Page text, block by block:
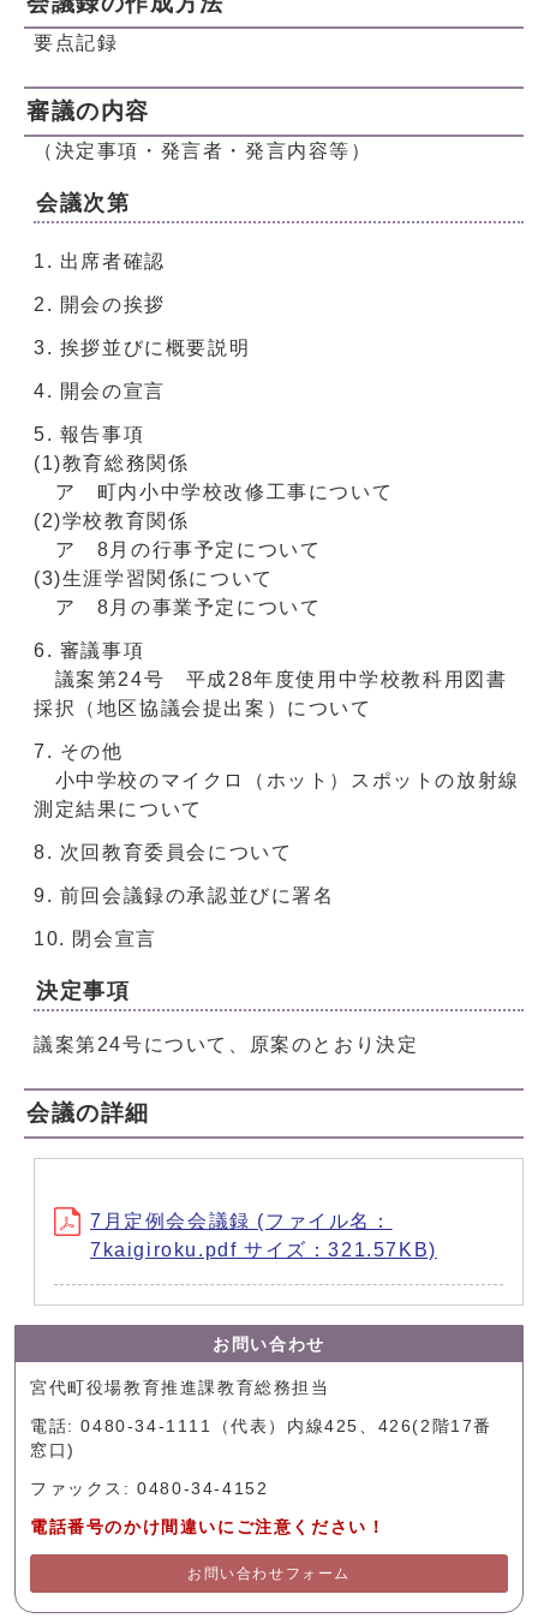
要点記録
審議の内容
（決定事項・発言者・発言内容等）
会議次第
出席者確認
開会の挨拶
挨拶並びに概要説明
開会の宣言
報告事項
(1)教育総務関係
ア 町内小中学校改修工事について
(2)学校教育関係
ア 8月の行事予定について
(3)生涯学習関係について
ア 8月の事業予定について
審議事項
議案第24号 平成28年度使用中学校教科用図書
採択（地区協議会提出案）について
その他
小中学校のマイクロ（ホット）スポットの放射線
測定結果について
次回教育委員会について
前回会議録の承認並びに署名
閉会宣言
決定事項
議案第24号について、原案のとおり決定
会議の詳細
7月定例会会議録 (ファイル名：
7kaigiroku.pdf サイズ：321.57KB)
お問い合わせ
宮代町役場教育推進課教育総務担当
電話: 0480-34-1111（代表）内線425、426(2階17番
窓口)
ファックス: 0480-34-4152
電話番号のかけ間違いにご注意ください！
お問い合わせフォーム